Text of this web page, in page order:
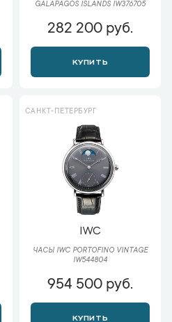
GALAPAGOS ISLANDS IW376705
282 200 руб.
КУПИТЬ
САНКТ-ПЕТЕРБУРГ
IWC
ЧАСЫ IWC PORTOFINO VINTAGE
IW544804
954 500 руб.
КУПИТЬ